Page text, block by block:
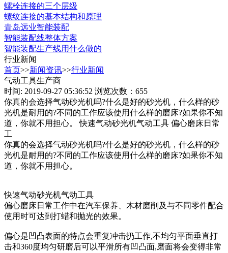
螺栓连接的三个层级
螺纹连接的基本结构和原理
青岛远业智能装配
智能装配线整体方案
智能装配生产线用什么做的
行业新闻
首页>>新闻资讯>>行业新闻
气动工具生产商
时间: 2019-09-27 05:36:52 浏览次数：655
你真的会选择气动砂光机吗?什么是好的砂光机，什么样的砂
光机是耐用的?不同的工作应该使用什么样的磨床?如果你不知
道，你就不用担心。 快速气动砂光机气动工具 偏心磨床日常
工
你真的会选择气动砂光机吗?什么是好的砂光机，什么样的砂
光机是耐用的?不同的工作应该使用什么样的磨床?如果你不知
道，你就不用担心。
快速气动砂光机气动工具
偏心磨床日常工作中在汽车保养、木材磨削及与不同零件配合
使用时可达到打蜡和抛光的效果。
偏心是凹凸表面的特点会重复冲击扔工作,不均匀平面垂直打
击和360度均匀研磨后可以平滑所有凹凸面,磨面将会变得非常